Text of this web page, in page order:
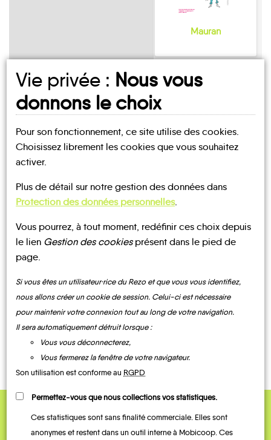
Mauran
UN AVIS, UN TÉMOIGNAGE
À PARTAGER ?
Les infosMOBILITE
BUS
Vie privée : Nous vous
donnons le choix
Pour son fonctionnement, ce site utilise des cookies.
Choisissez librement les cookies que vous souhaitez
activer.
Plus de détail sur notre gestion des données dans
Protection des données personnelles.
Vous pourrez, à tout moment, redéfinir ces choix depuis
le lien Gestion des cookiesprésent dans le pied de
page.
Si vous êtes un utilisateur·rice du Rezo et que vous vous identifiez,
nous allons créer un cookie de session. Celui-ci est nécessaire
pour maintenir votre connexion tout au long de votre navigation.
Il sera automatiquement détruit lorsque :
Vous vous déconnecterez,
Vous fermerez la fenêtre de votre navigateur.
Son utilisation est conforme au RGPD
Permettez-vous que nous collections vos statistiques.
Ces statistiques sont sans finalité commerciale. Elles sont
anonymes et restent dans un outil interne à Mobicoop. Ces